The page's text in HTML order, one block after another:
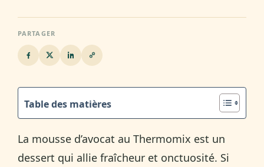
PARTAGER
Table des matières
La mousse d’avocat au Thermomix est un
dessert qui allie fraîcheur et onctuosité. Si